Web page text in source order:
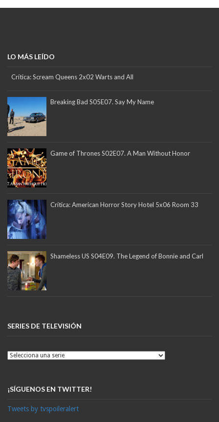
LO MÁS LEÍDO
Crítica: Scream Queens 2x02 Warts and All
Breaking Bad S05E07. Say My Name
Game of Thrones S02E07. A Man Without Honor
Crítica: American Horror Story Hotel 5x06 Room 33
Shameless US S04E09. The Legend of Bonnie and Carl
SERIES DE TELEVISIÓN
¡SÍGUENOS EN TWITTER!
Tweets by tvspoileralert